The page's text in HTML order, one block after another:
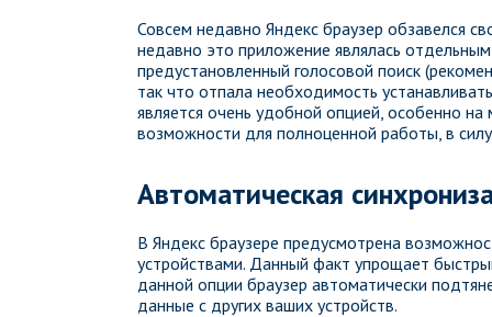
Совсем недавно Яндекс браузер обзавелся
недавно это приложение являлась
предустановленный голосовой поиск
так что отпала необходимость
является очень удобной опцией, особенно
возможности для полноценной работы, в
Автоматическая
В Яндекс браузере предусмотрена
устройствами. Данный факт упрощает
данной опции браузер автоматически
данные с других ваших устройств.